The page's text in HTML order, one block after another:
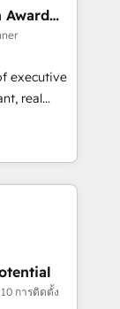
in
and
and
ROI and
we
your
Award
executive
real
over a
with deep
helping
that fit
to have
the
การติดตั้ง